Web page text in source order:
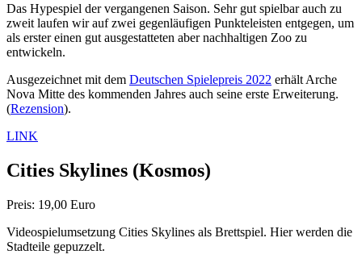
Das Hypespiel der vergangenen Saison. Sehr gut spielbar auch zu
zweit laufen wir auf zwei gegenläufigen Punkteleisten entgegen, um
als erster einen gut ausgestatteten aber nachhaltigen Zoo zu
entwickeln.
Ausgezeichnet mit dem Deutschen Spielepreis 2022 erhält Arche
Nova Mitte des kommenden Jahres auch seine erste Erweiterung.
(Rezension).
LINK
Cities Skylines (Kosmos)
Preis: 19,00 Euro
Videospielumsetzung Cities Skylines als Brettspiel. Hier werden die
Stadteile gepuzzelt.